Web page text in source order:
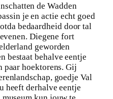
de Wadden
je en actie echt goed
bedaardheid door tal
Diegene fort
geworden
bestaat behalve eentje
paar hoektorens. Gij
goedje Val
heeft derhalve eentje